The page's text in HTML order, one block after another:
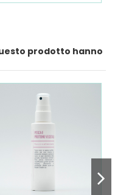
prodotto hanno